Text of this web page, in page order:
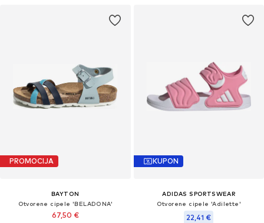
PROMOCIJA
BAYTON
Otvorene cipele 'BELADONA'
67,50 €
KUPON
ADIDAS SPORTSWEAR
Otvorene cipele 'Adilette'
22,41 €